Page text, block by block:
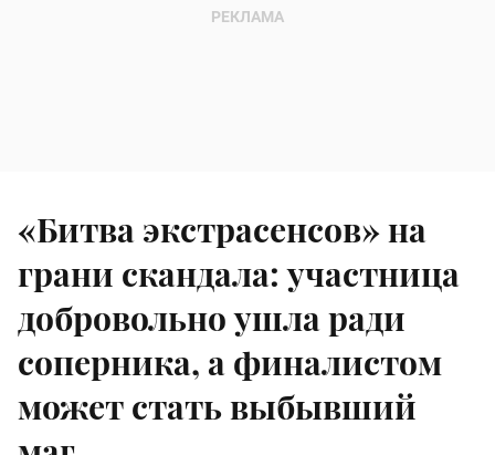
«Битва экстрасенсов» на
грани скандала: участница
добровольно ушла ради
соперника, а финалистом
может стать выбывший